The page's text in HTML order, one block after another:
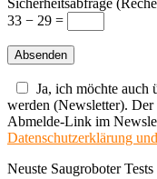
Sicherheitsabfrage
33 − 29 =
Ja, ich möchte auch
werden (Newsletter). Der
Abmelde-Link im
Datenschutzerklärung
Neuste Saugroboter Tests